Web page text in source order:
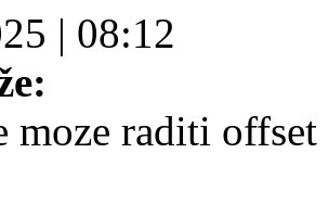
| 08:12
moze raditi